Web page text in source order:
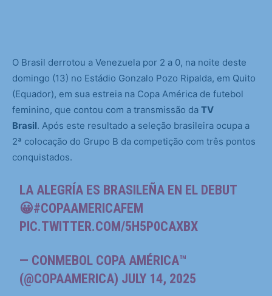
O Brasil derrotou a Venezuela por 2 a 0, na noite deste
domingo (13) no Estádio Gonzalo Pozo Ripalda, em Quito
(Equador), em sua estreia na Copa América de futebol
feminino, que contou com a transmissão da TV
Brasil. Após este resultado a seleção brasileira ocupa a
2ª colocação do Grupo B da competição com três pontos
conquistados.
LA ALEGRÍA ES BRASILEÑA EN EL DEBUT
😀#COPAAMERICAFEM
PIC.TWITTER.COM/5H5P0CAXBX
— CONMEBOL COPA AMÉRICA™️
(@COPAAMERICA) JULY 14, 2025